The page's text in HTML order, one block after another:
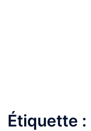
Étiquette :